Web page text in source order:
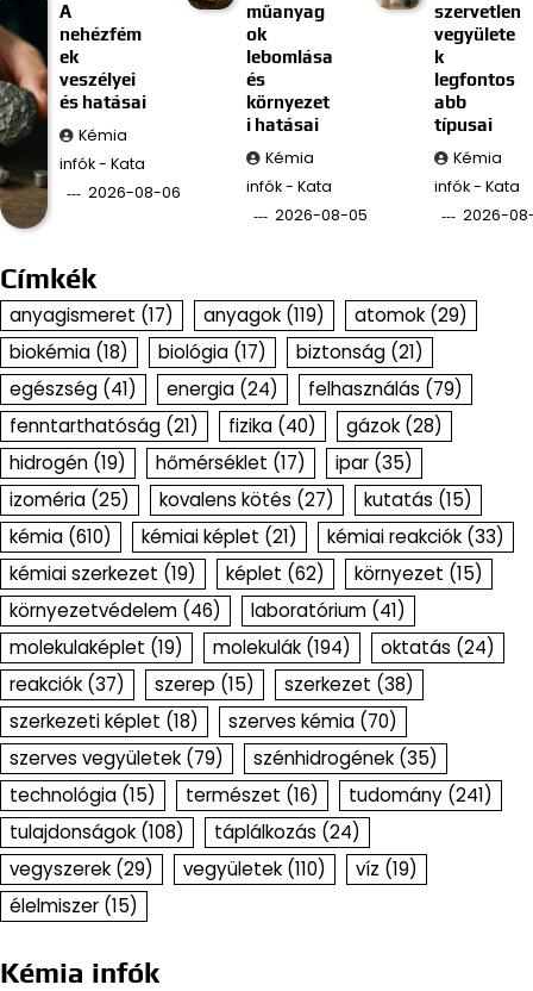
A
nehézfém
ek
veszélyei
és hatásai
Kémia
infók - Kata
2026-08-06
műanyag
ok
lebomlása
és
környezet
i hatásai
Kémia
infók - Kata
2026-08-05
szervetlen
vegyülete
k
legfontos
abb
típusai
Kémia
infók - Kata
2026-
Címkék
anyagismeret (17) anyagok (119) atomok (29)
biokémia (18) biológia (17) biztonság (21)
egészség (41) energia (24) felhasználás (79)
fenntarthatóság (21) fizika (40) gázok (28)
hidrogén (19) hőmérséklet (17) ipar (35)
izoméria (25) kovalens kötés (27) kutatás (15)
kémia (610) kémiai képlet (21) kémiai reakciók (33)
kémiai szerkezet (19) képlet (62) környezet (15)
környezetvédelem (46) laboratórium (41)
molekulaképlet (19) molekulák (194) oktatás (24)
reakciók (37) szerep (15) szerkezet (38)
szerkezeti képlet (18) szerves kémia (70)
szerves vegyületek (79) szénhidrogének (35)
technológia (15) természet (16) tudomány (241)
tulajdonságok (108) táplálkozás (24)
vegyszerek (29) vegyületek (110) víz (19)
élelmiszer (15)
Kémia infók